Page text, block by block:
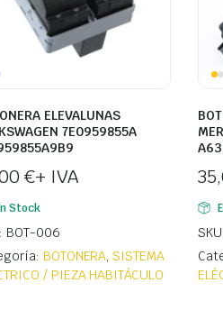
ELEVALUNAS
7E0959855A
€+ IVA
Stock
BOT-006
BOTONERA,SISTEMA
/ PIEZA HABITÁCULO